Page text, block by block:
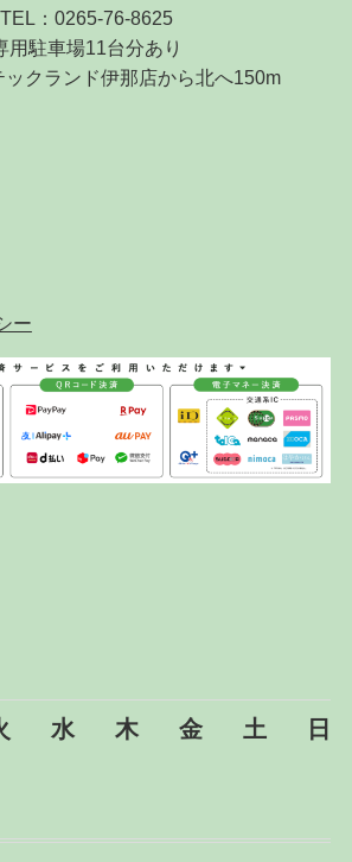
TEL：0265-76-8625
用駐車場11台分あり
ックランド伊那店から北へ150m
ー
水 木 金 土 日